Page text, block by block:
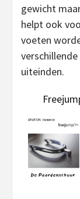
gewicht
helpt ook
voeten
uiteinden.